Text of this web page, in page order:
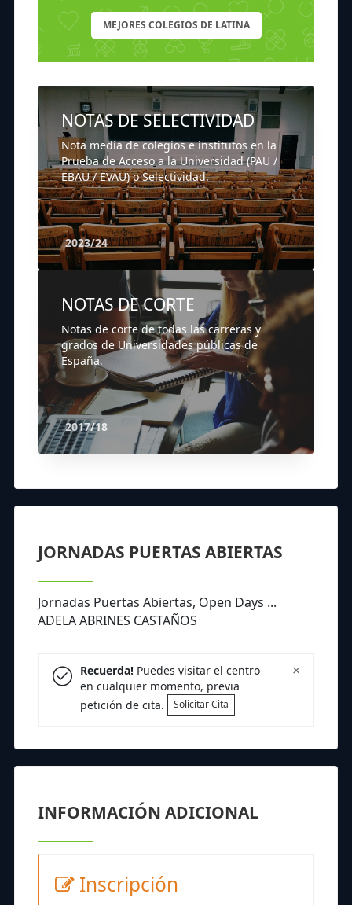
MEJORES COLEGIOS DE LATINA
NOTAS DE SELECTIVIDAD
Nota media de colegios e institutos en la
Prueba de Acceso a la Universidad (PAU /
EBAU / EVAU) o Selectividad.
2023/24
NOTAS DE CORTE
Notas de corte de todas las carreras y
grados de Universidades públicas de
España.
2017/18
JORNADAS PUERTAS ABIERTAS
Jornadas Puertas Abiertas, Open Days ...
ADELA ABRINES CASTAÑOS
×
Recuerda!Puedes visitar el centro
en cualquier momento, previa
petición de cita.
Solicitar Cita
INFORMACIÓN ADICIONAL
Inscripción